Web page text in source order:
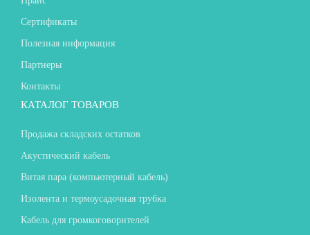
Сертификаты
Полезная информация
Партнеры
Контакты
КАТАЛОГ ТОВАРОВ
Продажа складских остатков
Акустический кабель
Витая пара (компьютерный кабель)
Изолента и термоусадочная трубка
Кабель для громкоговорителей